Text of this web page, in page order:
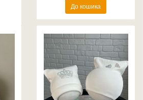
До кошика